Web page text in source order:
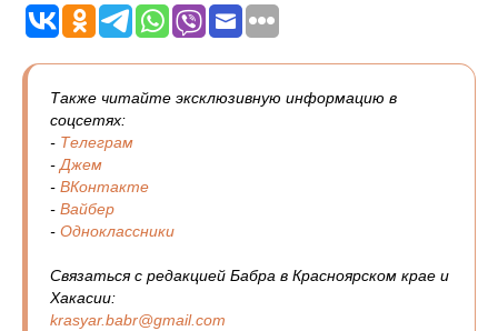
Также читайте эксклюзивную информацию в
соцсетях:
- Телеграм
- Джем
- ВКонтакте
- Вайбер
- Одноклассники
Связаться с редакцией Бабра в Красноярском крае и
Хакасии:
krasyar.babr@gmail.com